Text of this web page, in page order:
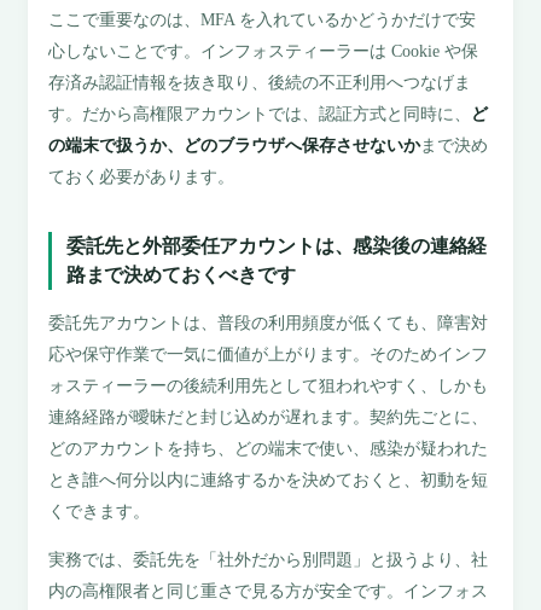
ここで重要なのは、MFA を入れているかどうかだけで安
心しないことです。インフォスティーラーは Cookie や保
存済み認証情報を抜き取り、後続の不正利用へつなげま
す。だから高権限アカウントでは、認証方式と同時に、
ど
の端末で扱うか、どのブラウザへ保存させないかまで決め
ておく必要があります。
委託先と外部委任アカウントは、感染後の連絡経
路まで決めておくべきです
委託先アカウントは、普段の利用頻度が低くても、障害対
応や保守作業で一気に価値が上がります。そのためインフ
ォスティーラーの後続利用先として狙われやすく、しかも
連絡経路が曖昧だと封じ込めが遅れます。契約先ごとに、
どのアカウントを持ち、どの端末で使い、感染が疑われた
とき誰へ何分以内に連絡するかを決めておくと、初動を短
くできます。
実務では、委託先を「社外だから別問題」と扱うより、社
内の高権限者と同じ重さで見る方が安全です。インフォス